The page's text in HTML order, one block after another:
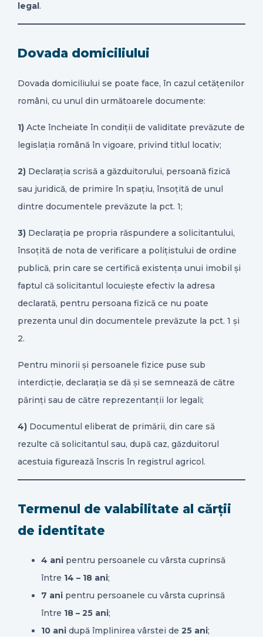
legal.
Dovada domiciliului
Dovada domiciliului se poate face, în cazul cetățenilor
români, cu unul din următoarele documente:
1) Acte încheiate în condiții de validitate prevăzute de
legislația română în vigoare, privind titlul locativ;
2) Declarația scrisă a găzduitorului, persoană fizică
sau juridică, de primire în spațiu, însoțită de unul
dintre documentele prevăzute la pct. 1;
3) Declarația pe propria răspundere a solicitantului,
însoțită de nota de verificare a polițistului de ordine
publică, prin care se certifică existența unui imobil și
faptul că solicitantul locuiește efectiv la adresa
declarată, pentru persoana fizică ce nu poate
prezenta unul din documentele prevăzute la pct. 1 și
2.
Pentru minorii și persoanele fizice puse sub
interdicție, declarația se dă și se semnează de către
părinți sau de către reprezentanții lor legali;
4) Documentul eliberat de primării, din care să
rezulte că solicitantul sau, după caz, găzduitorul
acestuia figurează înscris în registrul agricol.
Termenul de valabilitate al cărții
de identitate
4 ani pentru persoanele cu vârsta cuprinsă
între 14 – 18 ani;
7 ani pentru persoanele cu vârsta cuprinsă
între 18 – 25 ani;
10 ani după împlinirea vârstei de 25 ani;